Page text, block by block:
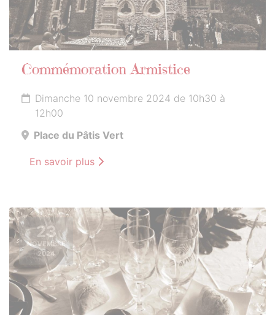
Commémoration Armistice
Dimanche 10 novembre 2024 de 10h30 à
12h00
Place du Pâtis Vert
En savoir plus
23
NOVEMBRE
2024